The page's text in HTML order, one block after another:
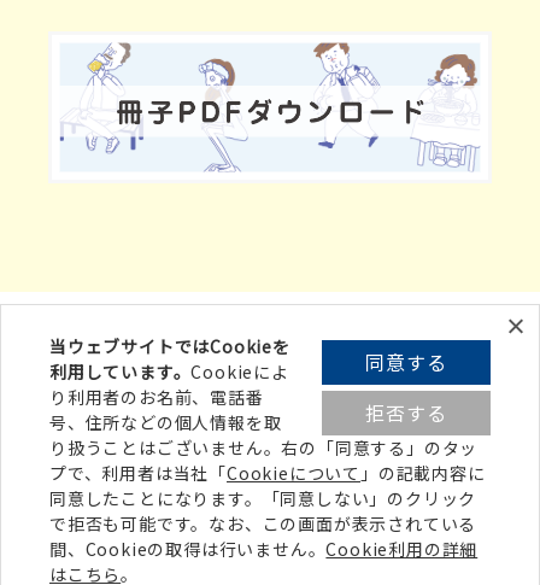
同意する
拒否する
当ウェブサイトではCookieを
利用しています。Cookieによ
り利用者のお名前、電話番
号、住所などの個人情報を取
り扱うことはございません。右の「同意する」のタッ
プで、利用者は当社「Cookieについて 」の記載内容に
同意したことになります。「同意しない」のクリック
で拒否も可能です。なお、この画面が表示されている
間、Cookieの取得は行いません。Cookie利用の詳細
はこちら。
みんなの健康ひろば
このホームページについて
個人情報の取り扱いについて